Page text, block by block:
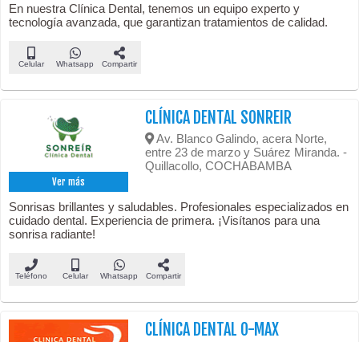
En nuestra Clínica Dental, tenemos un equipo experto y
tecnología avanzada, que garantizan tratamientos de calidad.
Celular Whatsapp Compartir
Ver más
CLÍNICA DENTAL SONREIR
Av. Blanco Galindo, acera Norte,
entre 23 de marzo y Suárez Miranda. -
Quillacollo, COCHABAMBA
Sonrisas brillantes y saludables. Profesionales especializados en
cuidado dental. Experiencia de primera. ¡Visítanos para una
sonrisa radiante!
Teléfono Celular Whatsapp Compartir
CLÍNICA DENTAL O-MAX